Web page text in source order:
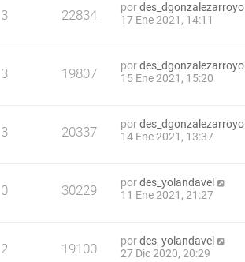
3 22834 pordes_dgonzalezarroyo
17 Ene 2021, 14:11
3 19807 pordes_dgonzalezarroyo
15 Ene 2021, 15:20
3 20337 pordes_dgonzalezarroyo
14 Ene 2021, 13:37
0 30229 pordes_yolandavel
11 Ene 2021, 21:27
2 19100 pordes_yolandavel
27 Dic 2020, 20:29